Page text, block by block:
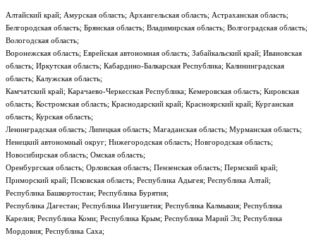
Алтайский край; Амурская область; Архангельская область; Астраханская область;
Белгородская область; Брянская область; Владимирская область; Волгоградская область;
Вологодская область;
Воронежская область; Еврейская автономная область; Забайкальский край; Ивановская
область; Иркутская область; Кабардино-Балкарская Республика; Калининградская
область; Калужская область;
Камчатский край; Карачаево-Черкесская Республика; Кемеровская область; Кировская
область; Костромская область; Краснодарский край; Красноярский край; Курганская
область; Курская область;
Ленинградская область; Липецкая область; Магаданская область; Мурманская область;
Ненецкий автономный округ; Нижегородская область; Новгородская область;
Новосибирская область; Омская область;
Оренбургская область; Орловская область; Пензенская область; Пермский край;
Приморский край; Псковская область; Республика Адыгея; Республика Алтай;
Республика Башкортостан; Республика Бурятия;
Республика Дагестан; Республика Ингушетия; Республика Калмыкия; Республика
Карелия; Республика Коми; Республика Крым; Республика Марий Эл; Республика
Мордовия; Республика Саха;